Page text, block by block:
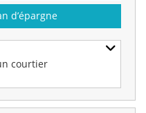
courtier
d’épargne